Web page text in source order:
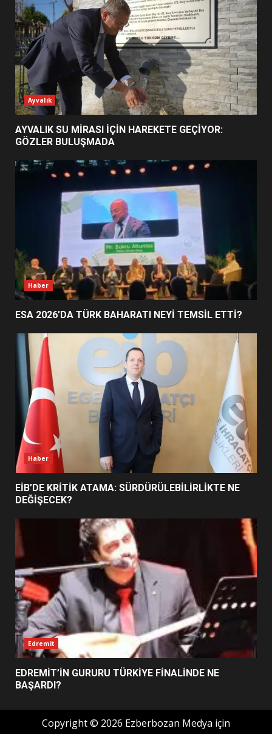
1
AYVALIK SU MİRASI İÇİN
HAREKETE GEÇİYOR: GÖZLER
BULUŞMADA
2
ESA 2026’DA TÜRK BAHARATI
NEYİ TEMSİL ETTİ?
EİB’DE KRİTİK ATAMA:
SÜRDÜRÜLEBİLİRLİKTE NE
DEĞİŞECEK?
4
EDREMİT’İN GURURU TÜRKİYE
FİNALİNDE NE BAŞARDI?
5
BALIKESİR MÜZELERİNDE SÜRE
6
BURHANİYE SATRANÇ
TURNUVASI KAYITLARI NEYİ
DEĞİŞTİRİYOR?
7
BURHANİYE BELEDİYESPOR’DA
YENİ YÖNETİM NASIL
ŞEKİLLENDİ?
Ayvalık
AYVALIK SU MİRASI İÇİN HAREKETE GEÇİYOR:
GÖZLER BULUŞMADA
Haber
ESA 2026’DA TÜRK BAHARATI NEYİ TEMSİL ETTİ?
Haber
EİB’DE KRİTİK ATAMA: SÜRDÜRÜLEBİLİRLİKTE NE
DEĞİŞECEK?
Edremit
EDREMİT’İN GURURU TÜRKİYE FİNALİNDE NE
BAŞARDI?
Copyright © 2026 Ezberbozan Medya için